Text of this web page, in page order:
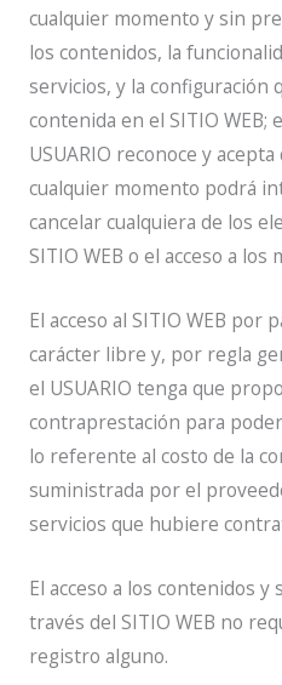
cualquier momento y sin
los contenidos, la
servicios, y la configuración
contenida en el SITIO WEB;
USUARIO reconoce y acepta
cualquier momento podrá
cancelar cualquiera de los
SITIO WEB o el acceso a los
El acceso al SITIO WEB por
carácter libre y, por regla
el USUARIO tenga que
contraprestación para
lo referente al costo de la
suministrada por el
servicios que hubiere
El acceso a los contenidos y
través del SITIO WEB no
registro alguno.